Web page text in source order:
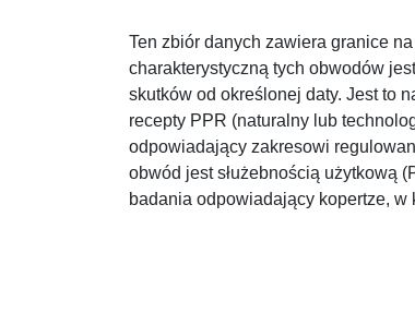
Ten zbiór danych zawiera granice
charakterystyczną tych obwodów
skutków od określonej daty. Jest to
recepty PPR (naturalny lub
odpowiadający zakresowi
obwód jest służebnością użytkową
badania odpowiadający kopertze, w